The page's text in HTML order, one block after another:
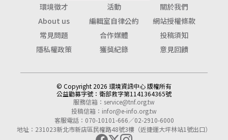
環境徵才
活動
關於我們
About us
編輯室自律公約
網站授權條款
常見問題
合作媒體
投稿須知
隱私權政策
獲獎紀錄 意見回饋
© Copyright 2026 環境資訊中心 版權所有
公益勸募字號： 衛部救字第1141364365號
服務信箱： service@tnf.org.tw
投稿信箱： infor@e-info.org.tw
客服電話：070-10101-666／02-2910-6000
地址：231023新北市新店區民權路48號3樓（近捷運大坪林站1號出口）